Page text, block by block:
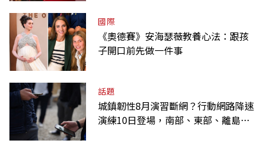
國際
《奧德賽》安海瑟薇教養心法：跟孩
子開口前先做一件事
話題
城鎮韌性8月演習斷網？行動網路降速
演練10日登場，南部、東部、離島為